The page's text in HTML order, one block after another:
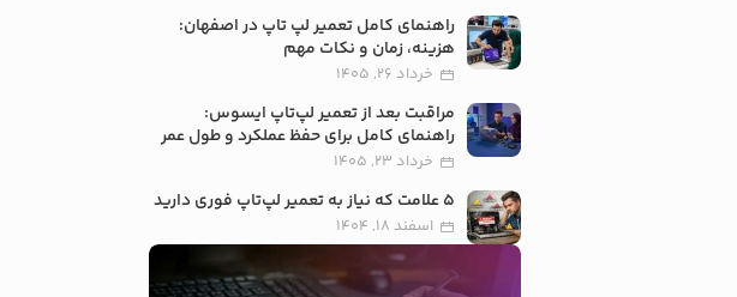
راهنمای کامل تعمیر لپ تاپ در اصفهان:
هزینه، زمان و نکات مهم
خرداد 26, 1405
مراقبت بعد از تعمیر لپ‌تاپ ایسوس:
راهنمای کامل برای حفظ عملکرد و طول عمر
خرداد 23, 1405
5 علامت که نیاز به تعمیر لپ‌تاپ فوری دارید
اسفند 18, 1404